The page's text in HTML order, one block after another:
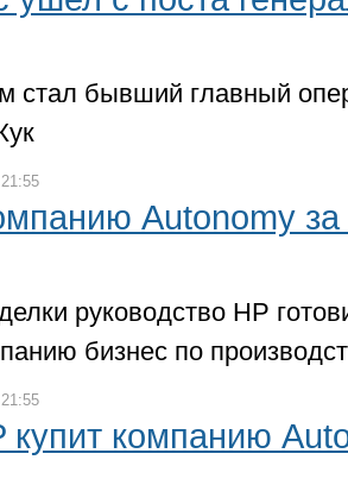
стал бывший главный
Autonomy
руководство HP
бизнес по
купит компанию